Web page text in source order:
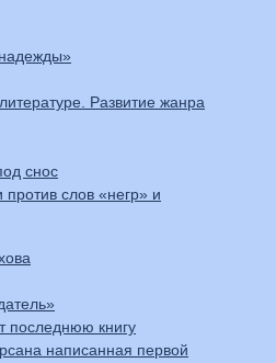
Развитие жанра
снос
слов «негр» и
последнюю книгу
написанная первой